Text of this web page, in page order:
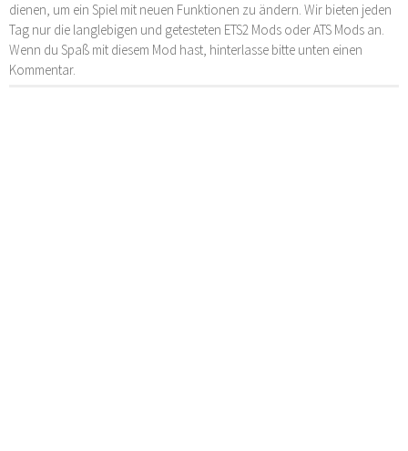
dienen, um ein Spiel mit neuen Funktionen zu ändern. Wir bieten jeden
Tag nur die langlebigen und getesteten ETS2 Mods oder ATS Mods an.
Wenn du Spaß mit diesem Mod hast, hinterlasse bitte unten einen
Kommentar.